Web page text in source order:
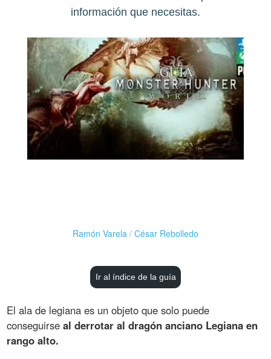
información que necesitas.
Ramón Varela / César Rebolledo
Ir al índice de la guía
El ala de legiana es un objeto que solo puede
conseguirseal derrotar al dragón anciano Legiana en
rango alto.